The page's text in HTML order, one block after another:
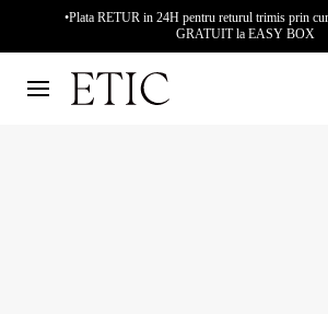
•Plata RETUR in 24H pentru returul trimis prin
GRATUIT la EASY BOX